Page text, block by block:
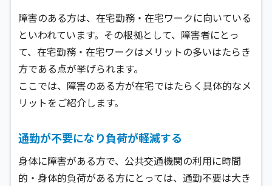
障害のある方は、在宅勤務・在宅ワークに向いている
といわれています。その根拠として、障害者にとっ
て、在宅勤務・在宅ワークはメリットの多いはたらき
方である点が挙げられます。
ここでは、障害のある方が在宅ではたらく具体的なメ
リットをご紹介します。
通勤が不要になり負荷が軽減する
身体に障害がある方で、公共交通機関の利用に時間
的・身体的負荷がある方にとっては、通勤不要は大き